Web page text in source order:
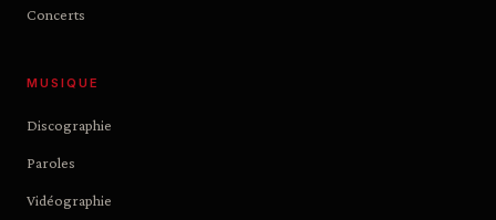
Concerts
MUSIQUE
Discographie
Paroles
Vidéographie